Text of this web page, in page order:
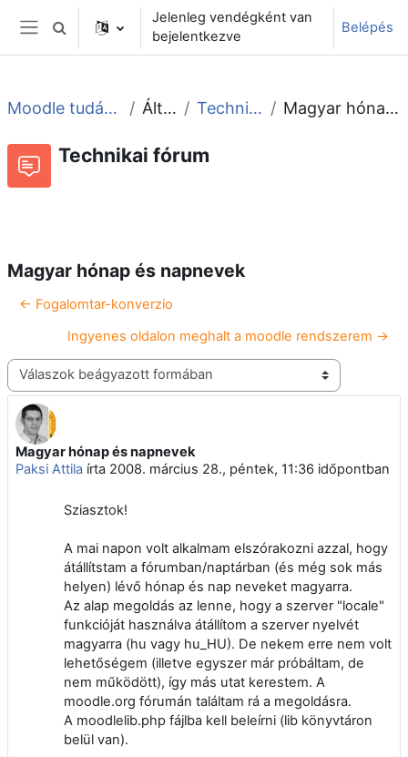
Tovább a fő tartalomhoz
Oldalpanel
Keresési bemeneti adatok váltása
Jelenleg vendégként van
bejelentkezve
Belépés
Moodle tudástár és fórum Általános Technikai fórum Magyar hónap és napnevek
Technikai fórum
Magyar hónap és napnevek
← Fogalomtar-konverzio
Ingyenes oldalon meghalt a moodle rendszerem →
Megjelenítési mód
Magyar hónap és napnevek
Paksi Attila írta 2008. március 28., péntek, 11:36 időpontban
Válaszok szám: 3
Sziasztok!
A mai napon volt alkalmam elszórakozni azzal, hogy
átállítstam a fórumban/naptárban (és még sok más
helyen) lévő hónap és nap neveket magyarra.
Az alap megoldás az lenne, hogy a szerver "locale"
funkcióját használva átállítom a szerver nyelvét
magyarra (hu vagy hu_HU). De nekem erre nem volt
lehetőségem (illetve egyszer már próbáltam, de
nem működött), így más utat kerestem. A
moodle.org fórumán találtam rá a megoldásra.
A moodlelib.php fájlba kell beleírni (lib könyvtáron
belül van).